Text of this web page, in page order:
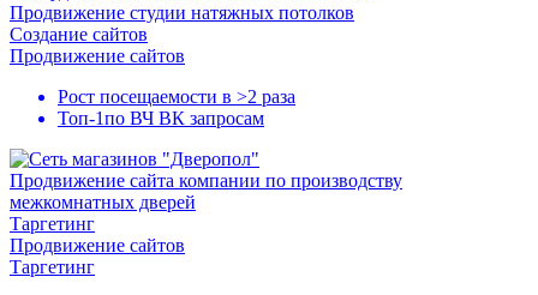
Продвижение студии натяжных потолков
Создание сайтов
Продвижение сайтов
Рост посещаемости в >2 раза
Топ-1по ВЧ ВК запросам
Продвижение сайта компании по производству
межкомнатных дверей
Таргетинг
Продвижение сайтов
Таргетинг